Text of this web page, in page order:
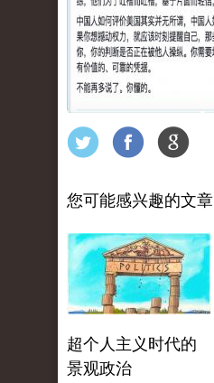
您可能感兴趣的文章
超个人主义时代的
景观政治